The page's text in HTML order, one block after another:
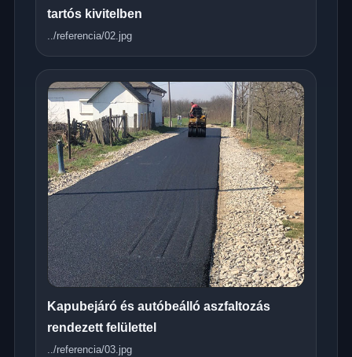
tartós kivitelben
../referencia/02.jpg
Kapubejáró és autóbeálló aszfaltozás
rendezett felülettel
../referencia/03.jpg